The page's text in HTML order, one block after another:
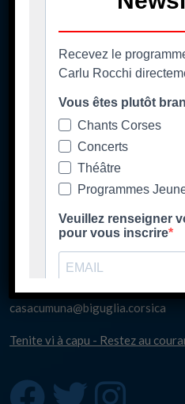
A casa cumuna
La mairie
Casa Cumuna
181 Strada di u Lancone
20620 Biguglia
Pè chjama ci - Contact
04 95 58 98 58
casacumuna@biguglia.corsica
Tenite vi à capu - Restez au